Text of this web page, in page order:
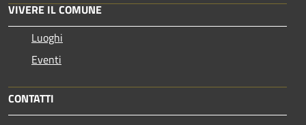
VIVERE IL COMUNE
Luoghi
Eventi
CONTATTI